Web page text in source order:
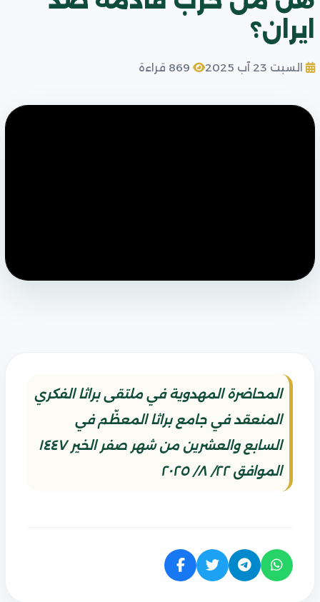
ايران؟
السبت 23 آب 2025
المحاضرة المهدوية في ملتقى براثا الفكري
المنعقد في جامع براثا المعظّم في
السابع والعشرين من شهر صفر الخير ١٤٤٧
الموافق ٢٢/ ٨/ ٢٠٢٥